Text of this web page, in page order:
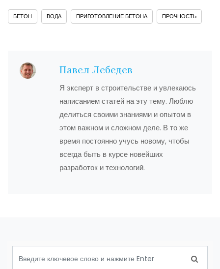
БЕТОН ВОДА ПРИГОТОВЛЕНИЕ БЕТОНА ПРОЧНОСТЬ
Павел Лебедев
Я эксперт в строительстве и увлекаюсь
написанием статей на эту тему. Люблю
делиться своими знаниями и опытом в
этом важном и сложном деле. В то же
время постоянно учусь новому, чтобы
всегда быть в курсе новейших
разработок и технологий.